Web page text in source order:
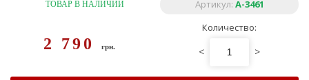
ТОВАР В НАЛИЧИИ Артикул: А-3461
2 790грн.
Количество:
< >